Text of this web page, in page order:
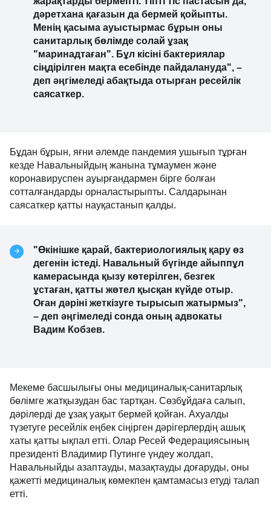
дәретхана қағазын да бермей қойыпты.
Менің қасыма ауыстырмас бұрын оны
санитарлық бөлімде солай ұзақ
"маринадтаған". Бұл кісіні бактериялар
сіңдірілген мақта есебінде пайдалануда", –
деп әңгімеледі абақтыда отырған ресейлік
саясаткер.
Бұдан бұрын, яғни әлемде пандемия ушығып тұрған
кезде Навальныйдың жанына тұмаумен және
коронавируспен ауырғандармен бірге болған
сотталғандарды орналастырыпты. Салдарынан
саясаткер қатты науқастанып қалды.
"Өкінішке қарай, бактериологиялық қару өз
дегенін істеді. Навальный бүгінде айыппұл
камерасында қызу көтерілген, безгек
ұстаған, қатты жөтел қысқан күйде отыр.
Оған дәріні жеткізуге тырысып жатырмыз",
– деп әңгімеледі сонда оның адвокаты
Вадим Кобзев.
Мекеме басшылығы оны медициналық-санитарлық
бөлімге жатқызудан бас тартқан. Сөзбұйдаға салып,
дәрілерді де ұзақ уақыт бермей қойған. Ахуалды
түзетуге ресейлік еңбек сіңірген дәрігерлердің ашық
хаты қатты ықпал етті. Олар Ресей Федерациясының
президенті Владимир Путинге үндеу жолдап,
Навальныйды азаптауды, мазақтауды доғаруды, оны
қажетті медициналық көмекпен қамтамасыз етуді талап
етті.